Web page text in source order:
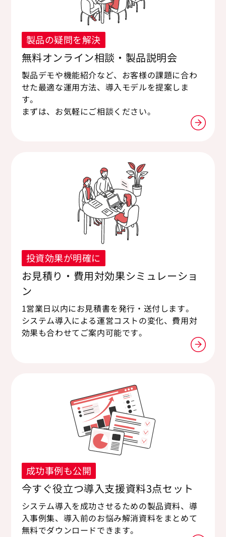
製品の疑問を解決
無料オンライン相談・製品説明会
製品デモや機能紹介など、お客様の課題に合わ
せた最適な運用方法、導入モデルを提案しま
す。
まずは、お気軽にご相談ください。
投資効果が明確に
お見積り・費用対効果シミュレーショ
ン
1営業日以内にお見積書を発行・送付します。
システム導入による運営コストの変化、費用対
効果も合わせてご案内可能です。
成功事例も公開
今すぐ役立つ導入支援資料3点セット
システム導入を成功させるための製品資料、導
入事例集、導入前のお悩み解消資料をまとめて
無料でダウンロードできます。